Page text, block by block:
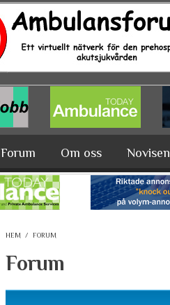
Forum Om oss Novisen
HEM / FORUM
Forum